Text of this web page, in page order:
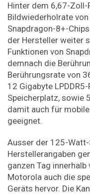
Hinter dem 6,67-Zoll-
Bildwiederholrate
Snapdragon-8+-
der Hersteller weiter
Funktionen von
demnach die
Berührungsrate von
12 Gigabyte
Speicherplatz, sowie
damit auch für
geeignet.
Ausser der 125-
Herstellerangaben
ganzen Tag
Motorola auch die
Geräts hervor. Die